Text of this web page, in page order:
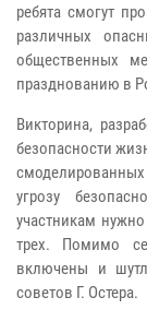
ребята смогут
различных
общественных
празднованию в
Викторина,
безопасности
угрозу
участникам
трех. Помимо
включены и
советов Г. Остера.